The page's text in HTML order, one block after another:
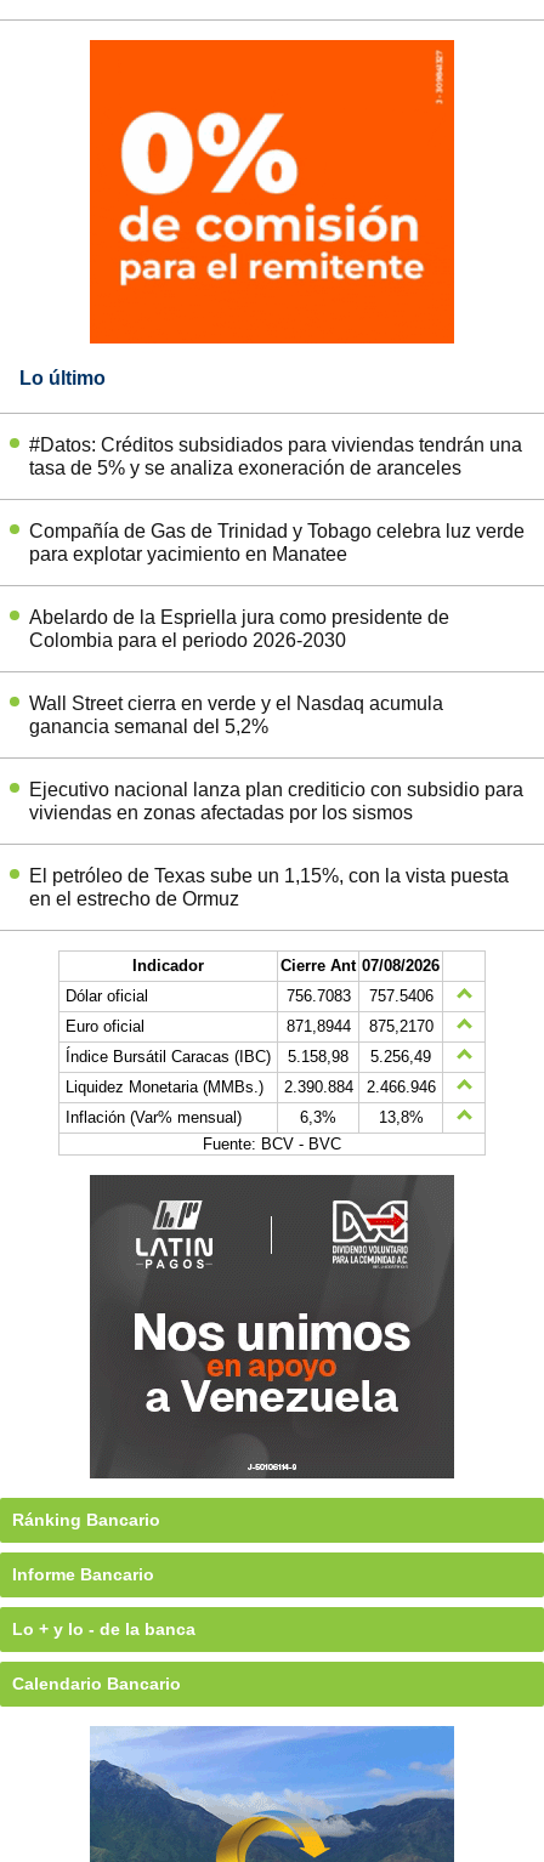
Lo último
#Datos: Créditos subsidiados para viviendas tendrán una
tasa de 5% y se analiza exoneración de aranceles
Compañía de Gas de Trinidad y Tobago celebra luz verde
para explotar yacimiento en Manatee
Abelardo de la Espriella jura como presidente de
Colombia para el periodo 2026-2030
Wall Street cierra en verde y el Nasdaq acumula
ganancia semanal del 5,2%
Ejecutivo nacional lanza plan crediticio con subsidio para
viviendas en zonas afectadas por los sismos
El petróleo de Texas sube un 1,15%, con la vista puesta
en el estrecho de Ormuz
Indicador Cierre Ant 07/08/2026
Dólar oficial
756.7083
757.5406
Euro oficial
871,8944
875,2170
Índice Bursátil Caracas (IBC)
5.158,98
5.256,49
Liquidez Monetaria (MMBs.)
2.390.884
2.466.946
Inflación (Var% mensual)
6,3%
13,8%
Fuente: BCV - BVC
Ránking Bancario
Informe Bancario
Lo + y lo - de la banca
Calendario Bancario